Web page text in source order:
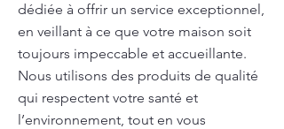
dédiée à offrir un service exceptionnel,
en veillant à ce que votre maison soit
toujours impeccable et accueillante.
Nous utilisons des produits de qualité
qui respectent votre santé et
l’environnement, tout en vous